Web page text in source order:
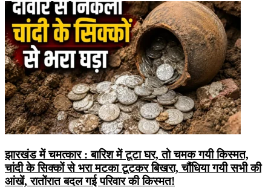
झारखंड में चमत्कार : बारिश में टूटा घर, तो चमक गयी किस्मत,
चांदी के सिक्कों से भरा मटका टूटकर बिखरा, चौंधिया गयी सभी की
आंखें, रातोंरात बदल गई परिवार की किस्मत!